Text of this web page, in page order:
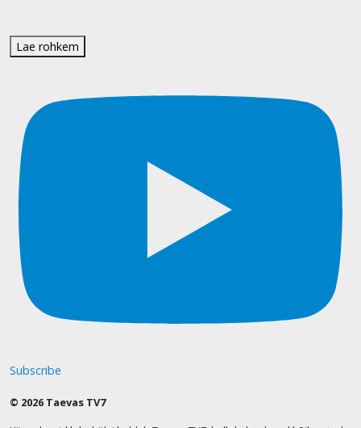
Lae rohkem
Subscribe
© 2026 Taevas TV7